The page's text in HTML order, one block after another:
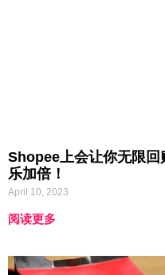
Shopee上会让你无限
乐加倍！
April 10, 2023
阅读更多